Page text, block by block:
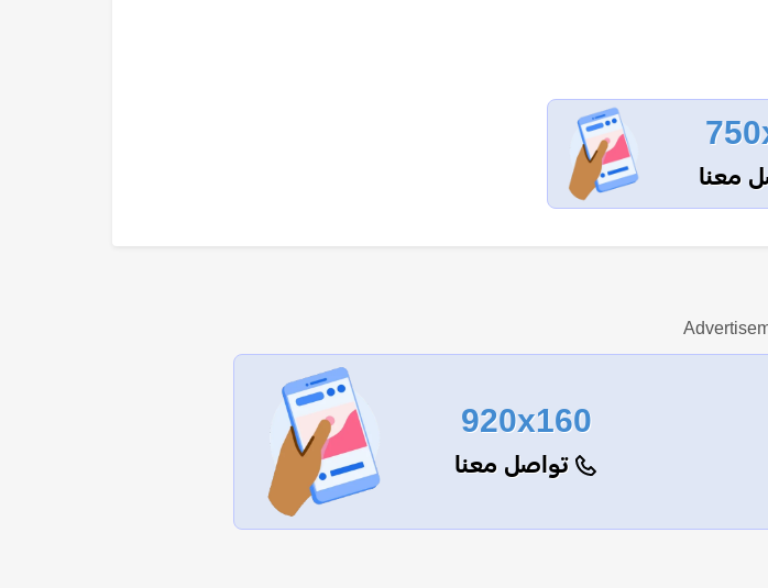
معنا
920x160
تواصل معنا